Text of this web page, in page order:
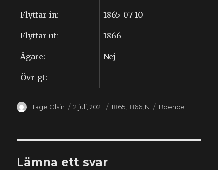
Flyttar in: 1865-07-10
Flyttar ut: 1866
Ägare: Nej
Övrigt:
Författare
Tage Olsin
Publicerat
2 juli, 2021 Kategorier
1865,1866, N Etiketter
Boende
Lämna ett svar